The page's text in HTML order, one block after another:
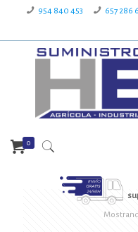
954 840 453 657 286
0